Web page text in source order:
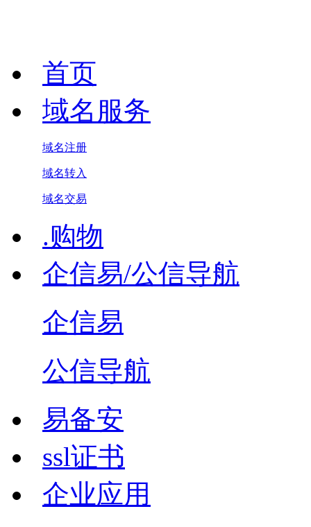
首页
域名服务
域名注册
域名转入
域名交易
.购物
企信易/公信导航
企信易
公信导航
易备安
ssl证书
企业应用